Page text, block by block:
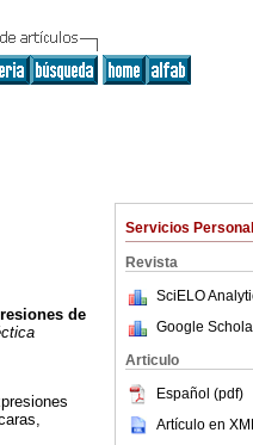
Servicios
Revista
SciELO
Google
Articulo
Español (pdf)
Artículo en XML
de